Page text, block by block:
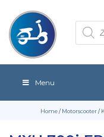
Menu
Home/Motorscooter/